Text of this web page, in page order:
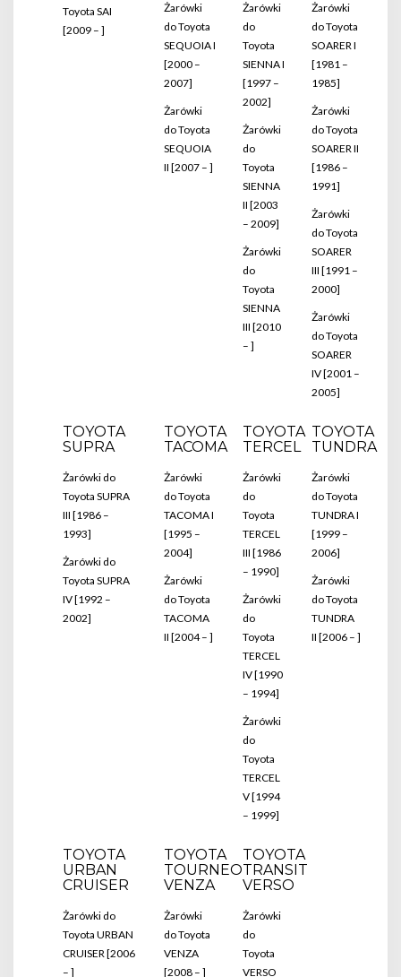
Toyota SAI
[2009 – ]
Żarówki
do Toyota
SEQUOIA I
[2000 –
2007]
Żarówki
do Toyota
SEQUOIA
II [2007 – ]
Żarówki
do
Toyota
SIENNA I
[1997 –
2002]
Żarówki
do
Toyota
SIENNA
II [2003
– 2009]
Żarówki
do
Toyota
SIENNA
III [2010
– ]
Żarówki
do Toyota
SOARER I
[1981 –
1985]
Żarówki
do Toyota
SOARER II
[1986 –
1991]
Żarówki
do Toyota
SOARER
III [1991 –
2000]
Żarówki
do Toyota
SOARER
IV [2001 –
2005]
TOYOTA
SUPRA
Żarówki do
Toyota SUPRA
III [1986 –
1993]
Żarówki do
Toyota SUPRA
IV [1992 –
2002]
TOYOTA
TACOMA
Żarówki
do Toyota
TACOMA I
[1995 –
2004]
Żarówki
do Toyota
TACOMA
II [2004 – ]
TOYOTA
TERCEL
Żarówki
do
Toyota
TERCEL
III [1986
– 1990]
Żarówki
do
Toyota
TERCEL
IV [1990
– 1994]
Żarówki
do
Toyota
TERCEL
V [1994
– 1999]
TOYOTA
TUNDRA
Żarówki
do Toyota
TUNDRA I
[1999 –
2006]
Żarówki
do Toyota
TUNDRA
II [2006 – ]
TOYOTA
URBAN
CRUISER
Żarówki do
Toyota URBAN
CRUISER [2006
– ]
TOYOTA
TOURNEO
VENZA
Żarówki
do Toyota
VENZA
[2008 – ]
TOYOTA
TRANSIT
VERSO
Żarówki
do
Toyota
VERSO